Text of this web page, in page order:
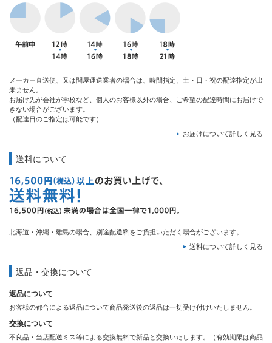
メーカー直送便、又は問屋運送業者の場合は、時間指定、土・日・祝の配達指定が出
来ません。
お届け先が会社が学校など、個人のお客様以外の場合、ご希望の配達時間にお届けで
きない場合がございます。
（配達日のご指定は可能です）
お届けについて詳しく見る
送料について
北海道・沖縄・離島の場合、別途配送料をご負担いただく場合がございます。
送料について詳しく見る
返品・交換について
返品について
お客様の都合による返品について商品発送後の返品は一切受け付けいたしません。
交換について
不良品・当店配送ミス等による交換無料で新品と交換いたします。（有効期限は商品